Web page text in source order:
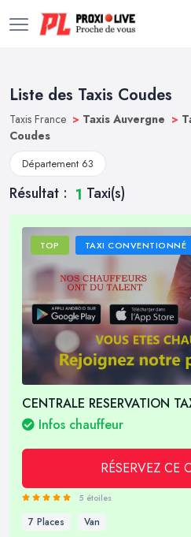
Liste des Taxis Coudes
Taxis France > Taxis Auvergne >
Coudes
Département 63
Résultat : 1 Taxi(s)
TOP TAXI CONVENTIONNÉ
CENTRALE RESERVATION
Infos chauffeur
RÉSERVEZ CE
5 étoiles
7 Places Van